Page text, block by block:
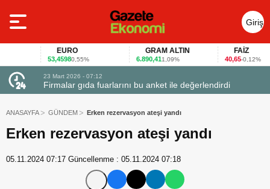
Giriş
Yap
EURO
53,45980,55%
GRAM ALTIN
6.890,411,09%
FAİZ
40,65 -0,12%
23 Mart 2026 - 07:12
Firmalar gıda fuarlarını bu anket ile değerlendirdi
ANASAYFA GÜNDEM Erken rezervasyon ateşi yandı
Erken rezervasyon ateşi yandı
05.11.2024 07:17 Güncellenme : 05.11.2024 07:18